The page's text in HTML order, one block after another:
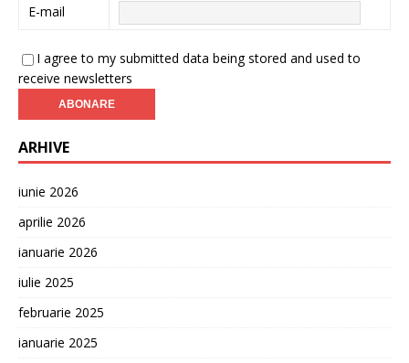
E-mail
I agree to my submitted data being stored and used to
receive newsletters
ARHIVE
iunie 2026
aprilie 2026
ianuarie 2026
iulie 2025
februarie 2025
ianuarie 2025